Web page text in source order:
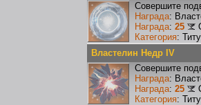
Совершите
Награда:
Награда: 25
Категория:
Властелин Недр IV
Совершите
Награда:
Награда: 25
Категория: